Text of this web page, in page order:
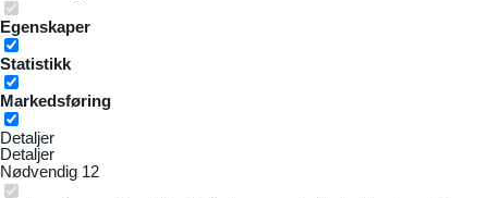
Egenskaper
Statistikk
Markedsføring
Detaljer
Detaljer
Nødvendig 12